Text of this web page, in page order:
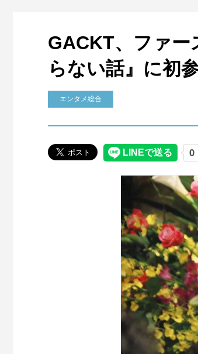
GACKT、ファー
らない話』に初
エンタメ総合